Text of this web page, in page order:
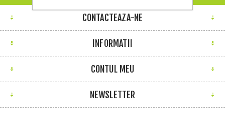
CONTACTEAZA-NE
INFORMATII
CONTUL MEU
NEWSLETTER